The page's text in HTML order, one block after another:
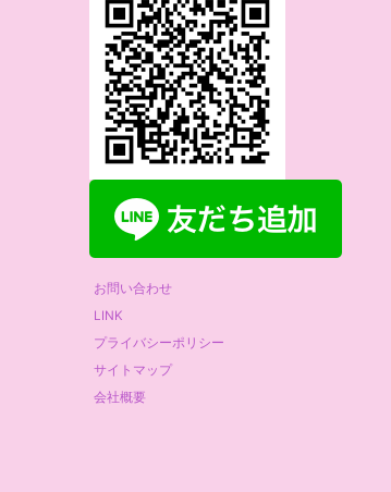
お問い合わせ
LINK
プライバシーポリシー
サイトマップ
会社概要